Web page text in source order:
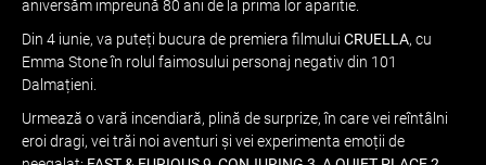
aniversăm impreună 80 ani de la prima lor aparitie.
Din 4 iunie, va puteți bucura de premiera filmului CRUELLA, cu
Emma Stone în rolul faimosului personaj negativ din 101
Dalmațieni.
Urmează o vară incendiară, plină de surprize, în care vei reîntâlni
eroi dragi, vei trăi noi aventuri și vei experimenta emoții de